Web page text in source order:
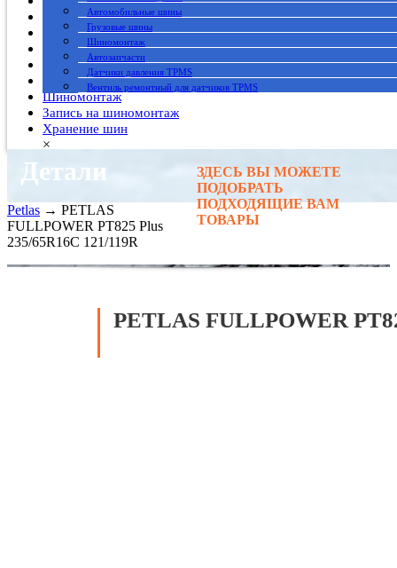
Автомобильные шины
Грузовые шины
Шиномонтаж
Автозапчасти
Датчики давления TPMS
Вентиль ремонтный для датчиков TPMS
О нас
Оплата
Доставка
Вакансии
Гарантия
Шиномонтаж
Запись на шиномонтаж
Хранение шин
×
Детали
ЗДЕСЬ ВЫ МОЖЕТЕ
ПОДОБРАТЬ
ПОДХОДЯЩИЕ ВАМ
ТОВАРЫ
Petlas → PETLAS
FULLPOWER PT825 Plus
235/65R16C 121/119R
PETLAS FULLPOWER